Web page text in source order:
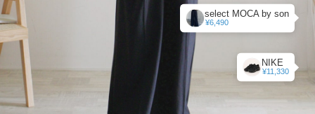
select MOCA by son
¥6,490
NIKE
¥11,330